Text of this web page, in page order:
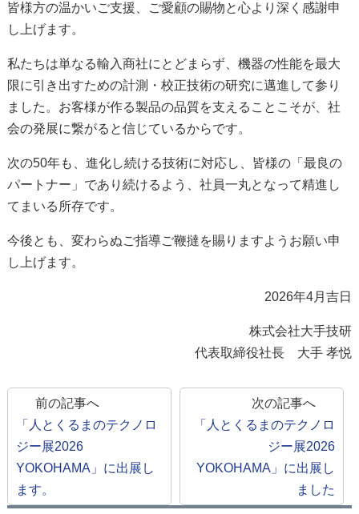
皆様方の温かいご支援、ご愛顧の賜物と心より深く感謝申
し上げます。
私たちは単なる輸入商社にとどまらず、機器の性能を最大
限に引き出すための計測・校正技術の研究に邁進して参り
ました。お客様が作る製品の品質を支えることこそが、社
会の発展に繋がると信じているからです。
次の50年も、進化し続ける技術に対応し、皆様の「最良の
パートナー」であり続けるよう、社員一丸となって精進し
てまいる所存です。
今後とも、変わらぬご指導ご鞭撻を賜りますようお願い申
し上げます。
2026年4月吉日
株式会社大手技研
代表取締役社長 大手 孝悦
前の記事へ
「人とくるまのテクノロ
ジー展2026
YOKOHAMA」に出展し
ます。
次の記事へ
「人とくるまのテクノロ
ジー展2026
YOKOHAMA」に出展し
ました